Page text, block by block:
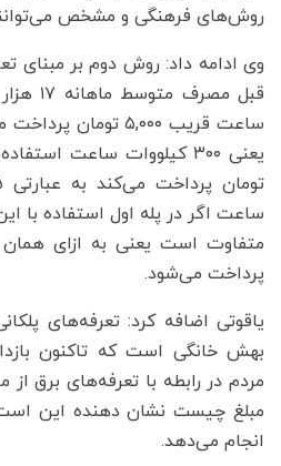
روش‌های فرهنگی و مشخص
وی ادامه داد: روش دوم بر مبنای
قبل
ساعت قریب ۵,۰۰۰
ساعت اگر در پله اول استفاده با
پرداخت می‌شود.
یاقوتی اضافه کرد: تعرفه‌های
بهش خانگی است که تاکنون
مردم در رابطه با تعرفه‌های برق از
مبلغ چیست نشان دهنده این است
انجام می‌دهد.